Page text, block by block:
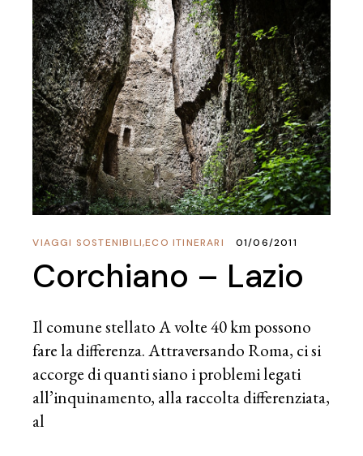
ECO ITINERARI
,
VIAGGI SOSTENIBILI 01/06/2011
Corchiano – Lazio
Il comune stellato A volte 40 km possono
fare la differenza. Attraversando Roma, ci si
accorge di quanti siano i problemi legati
all’inquinamento, alla raccolta differenziata,
al